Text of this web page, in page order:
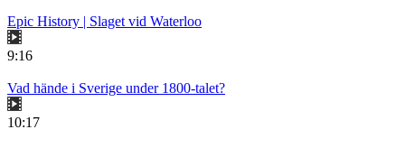
Epic History | Slaget vid Waterloo
9:16
Vad hände i Sverige under 1800-talet?
10:17